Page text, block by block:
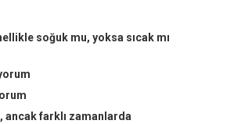
soğuk mu, yoksa sıcak mı
ancak farklı zamanlarda